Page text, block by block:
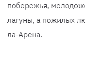
побережья,
лагуны, а пожилых
ла-Арена.